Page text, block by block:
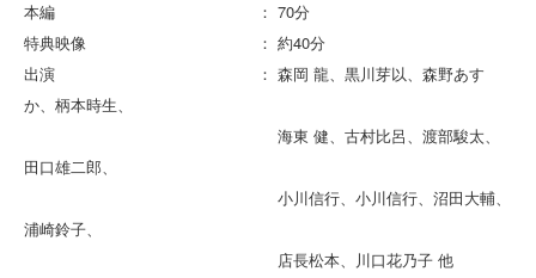
本編 ： 70分
特典映像 ： 約40分
出演 ： 森岡 龍、黒川芽以、森野あす
か、柄本時生、
海東 健、古村比呂、渡部駿太、
田口雄二郎、
小川信行、小川信行、沼田大輔、
浦崎鈴子、
店長松本、川口花乃子 他